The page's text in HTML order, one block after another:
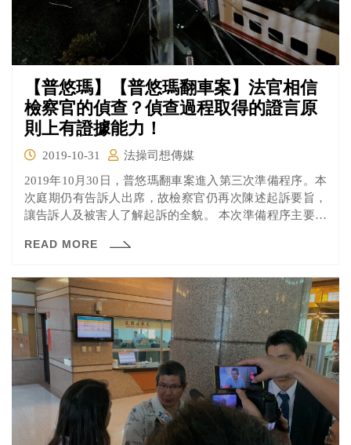
【普悠瑪】【普悠瑪翻車案】法官相信
檢察官的偵查？偵查過程取得的證言原
則上有證據能力！
2019-10-31
法操司想傳媒
2019年10月30日，普悠瑪翻車案進入第三次準備程序。本
次庭期仍有告訴人出席，故檢察官仍再次陳述起訴要旨，
讓告訴人及被害人了解起訴的全貌。 本次準備程序主要在
容，進行證據調查順序的排列。就讓我們來看看本次庭期
READ MORE